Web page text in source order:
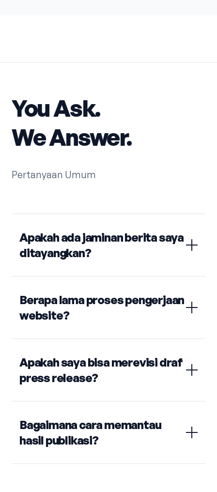
You Ask.
We Answer.
Pertanyaan Umum
Apakah ada jaminan berita saya
ditayangkan?
Berapa lama proses pengerjaan
website?
Apakah saya bisa merevisi draf
press release?
Bagaimana cara memantau
hasil publikasi?